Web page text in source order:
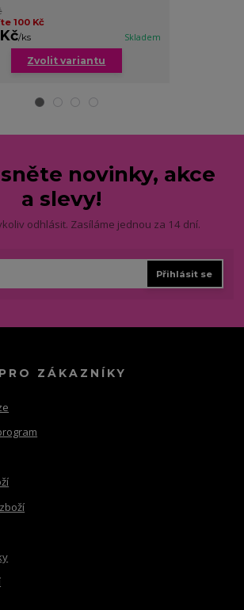
100 Kč
/ks Skladem
Zvolit variantu
novinky, akce
a slevy!
odhlásit. Zasíláme jednou za 14 dní.
Přihlásit se
ZÁKAZNÍKY